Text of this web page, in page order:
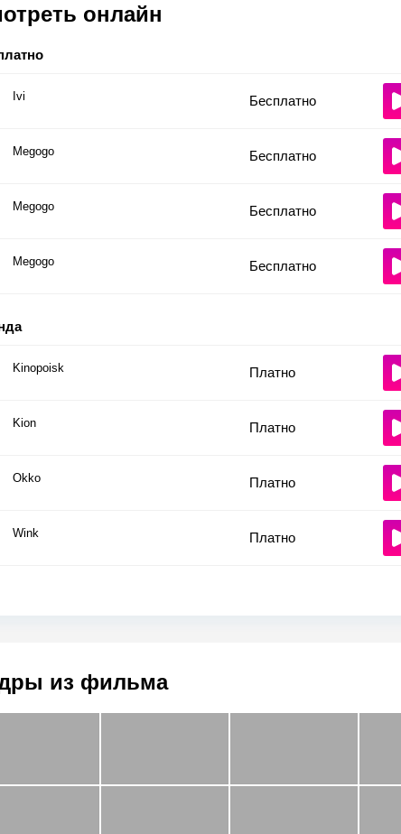
онлайн
Ivi Бесплатно
Megogo Бесплатно
Megogo Бесплатно
Megogo Бесплатно
Kinopoisk Платно
Kion Платно
Okko Платно
Wink Платно
из фильма